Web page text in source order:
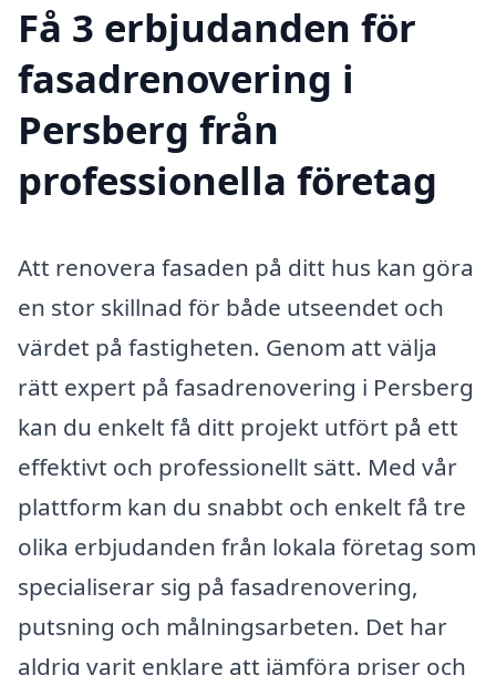
Få 3 erbjudanden för
fasadrenovering i
Persberg från
professionella företag
Att renovera fasaden på ditt hus kan göra
en stor skillnad för både utseendet och
värdet på fastigheten. Genom att välja
rätt expert på fasadrenovering i Persberg
kan du enkelt få ditt projekt utfört på ett
effektivt och professionellt sätt. Med vår
plattform kan du snabbt och enkelt få tre
olika erbjudanden från lokala företag som
specialiserar sig på fasadrenovering,
putsning och målningsarbeten. Det har
aldrig varit enklare att jämföra priser och